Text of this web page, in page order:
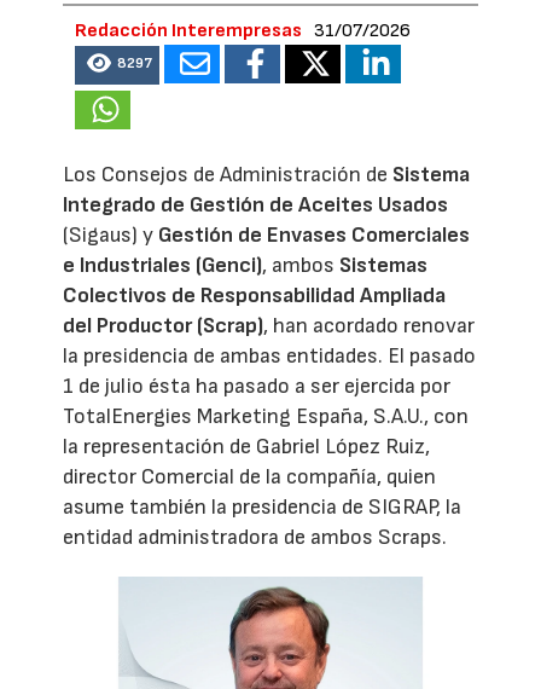
Redacción Interempresas 31/07/2026
8297
Los Consejos de Administración de Sistema
Integrado de Gestión de Aceites Usados
(Sigaus) y Gestión de Envases Comerciales
e Industriales (Genci), ambos Sistemas
Colectivos de Responsabilidad Ampliada
del Productor (Scrap), han acordado renovar
la presidencia de ambas entidades. El pasado
1 de julio ésta ha pasado a ser ejercida por
TotalEnergies Marketing España, S.A.U., con
la representación de Gabriel López Ruiz,
director Comercial de la compañía, quien
asume también la presidencia de SIGRAP, la
entidad administradora de ambos Scraps.